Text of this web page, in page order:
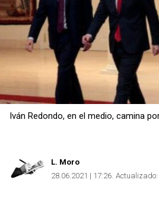
Copiar
Iván Redondo, en el medio, camina
L. Moro
28.06.2021 | 17:26 Actualizado: